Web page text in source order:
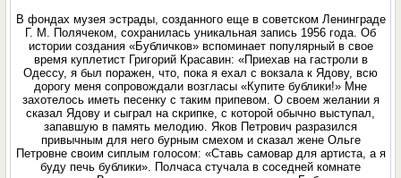
В фондах музея эстрады, созданного еще в советском Ленинграде
Г. М. Полячеком, сохранилась уникальная запись 1956 года. Об
истории создания «Бубличков» вспоминает популярный в свое
время куплетист Григорий Красавин: «Приехав на гастроли в
Одессу, я был поражен, что, пока я ехал с вокзала к Ядову, всю
дорогу меня сопровождали возгласы «Купите бублики!» Мне
захотелось иметь песенку с таким припевом. О своем желании я
сказал Ядову и сыграл на скрипке, с которой обычно выступал,
запавшую в память мелодию. Яков Петрович разразился
привычным для него бурным смехом и сказал жене Ольге
Петровне своим сиплым голосом: «Ставь самовар для артиста, а я
буду печь бублики». Полчаса стучала в соседней комнате